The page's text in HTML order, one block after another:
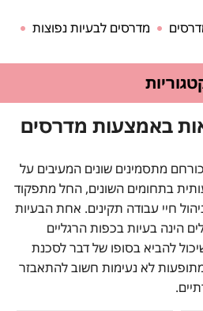
מדרסים לבעיות נפוצות
באמצעות מדרסים
מתסמינים שונים המעיבים על
בתחומים השונים, החל מתפקוד
חיי עבודה תקינים. אחת הבעיות
הינה בעיות בכפות הרגליים
להביא בסופו של דבר לסכנת
לא נעימות חשוב להתאבזר